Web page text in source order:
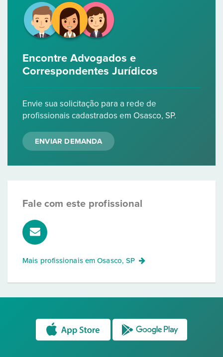
Encontre Advogados e
Correspondentes Jurídicos
Envie sua solicitação para a rede de
profissionais cadastrados em Osasco, SP.
ENVIAR DEMANDA
Fale com este profissional
Mais profissionais emOsasco, SP